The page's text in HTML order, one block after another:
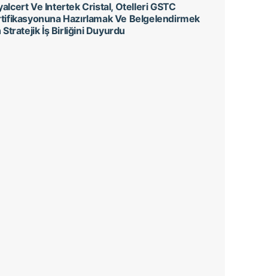
Ve Intertek Cristal, Otelleri GSTC
Hazırlamak Ve Belgelendirmek
Stratejik İş Birliğini Duyurdu